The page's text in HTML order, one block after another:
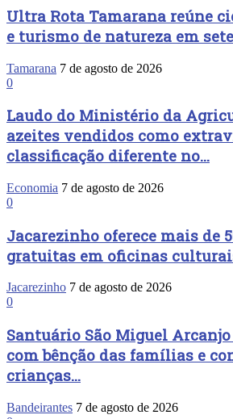
Ultra Rota Tamarana reúne
e turismo de natureza em
Tamarana 7 de agosto de 2026
0
Laudo do Ministério da
azeites vendidos como
classificação diferente no...
Economia 7 de agosto de 2026
0
Jacarezinho oferece mais de
gratuitas em oficinas
Jacarezinho 7 de agosto de 2026
0
Santuário São Miguel
com bênção das famílias e
crianças...
Bandeirantes 7 de agosto de 2026